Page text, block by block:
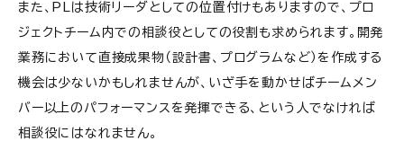
また、PLは技術リーダとしての位置付けもありますので、プロ
ジェクトチーム内での相談役としての役割も求められます。開発
業務において直接成果物（設計書、プログラムなど）を作成する
機会は少ないかもしれませんが、いざ手を動かせばチームメン
バー以上のパフォーマンスを発揮できる、という人でなければ
相談役にはなれません。